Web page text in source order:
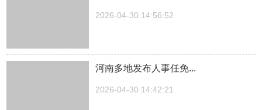
2026-04-30 14:56:52
河南多地发布人事任免...
2026-04-30 14:42:21